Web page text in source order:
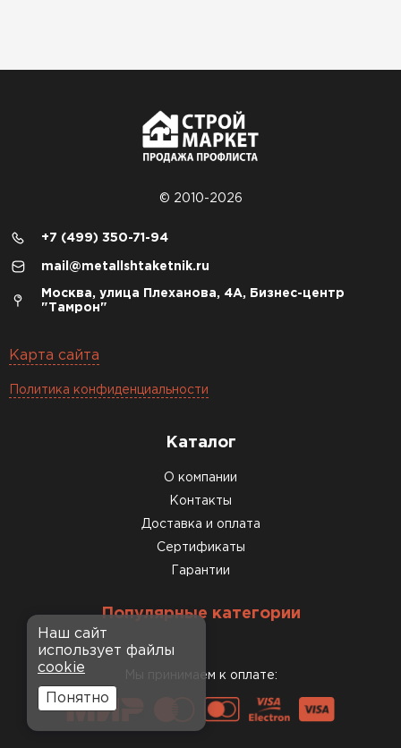
© 2010-2026
+7 (499) 350-71-94
mail@metallshtaketnik.ru
Москва, улица Плеханова, 4А, Бизнес-центр
"Тамрон"
Карта сайта
Политика конфиденциальности
Каталог
О компании
Контакты
Доставка и оплата
Сертификаты
Гарантии
Популярные категории
Мы принимаем к оплате:
Наш сайт
использует файлы
cookie
Понятно